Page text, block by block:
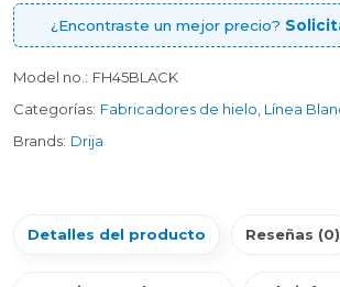
¿Encontraste un mejor precio?
Model no.: FH45BLACK
Categorías: Fabricadores de hielo Línea
Brands: Drija
Detalles del producto Reseñas (0)